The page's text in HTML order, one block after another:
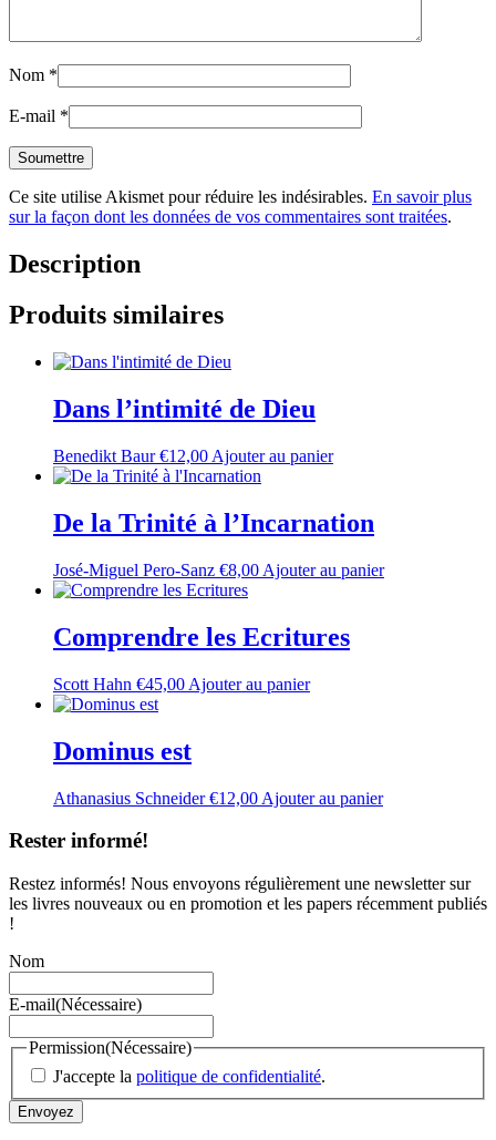
Nom *
E-mail *
Ce site utilise Akismet pour réduire les indésirables. En savoir plus
sur la façon dont les données de vos commentaires sont traitées.
Description
Produits similaires
Dans l’intimité de Dieu
Benedikt Baur €12,00 Ajouter au panier
De la Trinité à l’Incarnation
José-Miguel Pero-Sanz €8,00 Ajouter au panier
Comprendre les Ecritures
Scott Hahn €45,00 Ajouter au panier
Dominus est
Athanasius Schneider €12,00 Ajouter au panier
Rester informé!
Restez informés! Nous envoyons régulièrement une newsletter sur
les livres nouveaux ou en promotion et les papers récemment publiés
!
Nom
E-mail(Nécessaire)
Permission(Nécessaire)
J'accepte la politique de confidentialité.
Envoyez